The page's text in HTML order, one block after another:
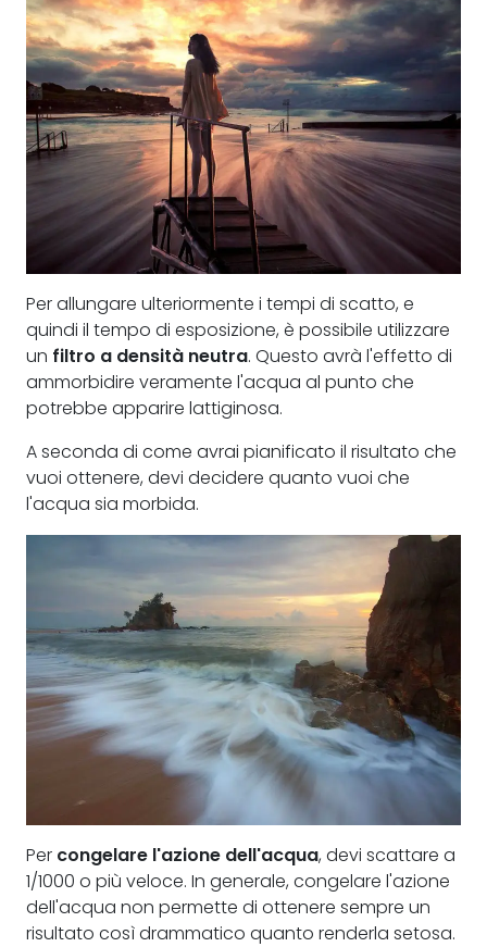
Per allungare ulteriormente i tempi di scatto, e
quindi il tempo di esposizione, è possibile utilizzare
un filtro a densità neutra. Questo avrà l'effetto di
ammorbidire veramente l'acqua al punto che
potrebbe apparire lattiginosa.
A seconda di come avrai pianificato il risultato che
vuoi ottenere, devi decidere quanto vuoi che
l'acqua sia morbida.
Per congelare l'azione dell'acqua, devi scattare a
1/1000 o più veloce. In generale, congelare l'azione
dell'acqua non permette di ottenere sempre un
risultato così drammatico quanto renderla setosa.